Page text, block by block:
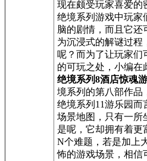
现在颇受玩家喜爱的
绝境系列游戏中玩家
脑的剧情，而且它还
为沉浸式的解谜过程
呢？而为了让玩家们
的可玩之处，小编在
绝境系列8酒店惊魂
境系列的第八部作品
绝境系列11游乐园而
场景地图，只有一所
是呢，它却拥有着更
N个难题，若是加上
怖的游戏场景，相信